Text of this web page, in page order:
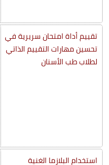
تقييم أداة امتحان سريرية في
تحسين مهارات التقييم الذاتي
لطلاب طب الأسنان
استخدام البلازما الغنية